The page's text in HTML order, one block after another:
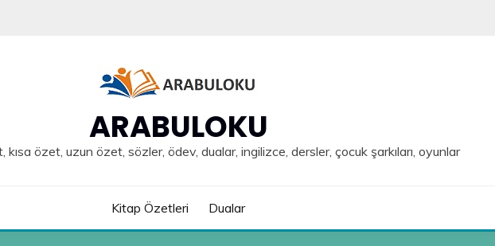
ARABULOKU
özet, uzun özet, sözler, ödev, dualar, ingilizce, dersler, çocuk şarkıları, oyunlar
Kitap Özetleri Dualar